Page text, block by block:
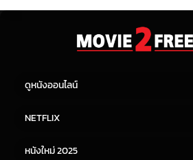
ดูหนังออนไลน์
หนังจีน
NETFLIX
หนังใหม่ 2025